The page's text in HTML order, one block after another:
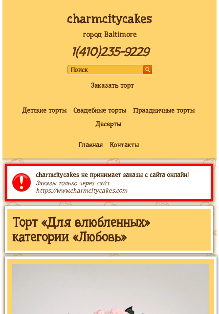
charmcitycakes
город Baltimore
1(410)235-9229
Заказать торт
Детские торты Свадебные торты
Праздничные торты
Десерты
Главная Контакты
charmcitycakes не принимает заказы с сайта онлайн!
Заказы только через сайт
https://www.charmcitycakes.com
Торт «Для влюбленных»
категории «Любовь»